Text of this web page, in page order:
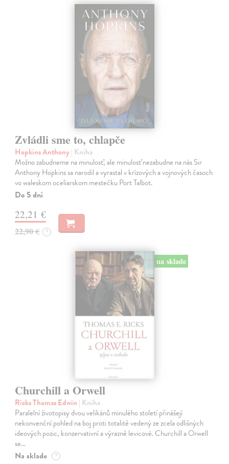
Zvládli sme to, chlapče
Hopkins Anthony| Kniha
Možno zabudneme na minulosť, ale minulosť nezabudne na nás Sir
Anthony Hopkins sa narodil a vyrastal v krízových a vojnových časoch
vo waleskom oceliarskom mestečku Port Talbot.
Do 5 dní
22,21 €
22,90 € ?
na sklade
Churchill a Orwell
Ricks Thomas Edwin | Kniha
Paralelní životopisy dvou velikánů minulého století přinášejí
nekonvenční pohled na boj proti totalitě vedený ze zcela odlišných
ideových pozic, konzervativní a výrazně levicové. Churchill a Orwell
se…
Na sklade ?